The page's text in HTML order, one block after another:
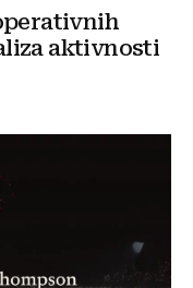
aktivnosti